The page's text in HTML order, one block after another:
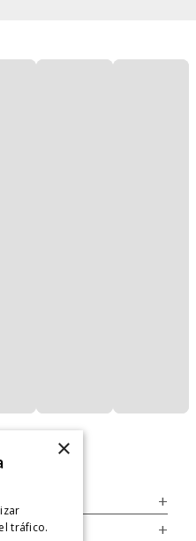
+
+
×
tráfico.